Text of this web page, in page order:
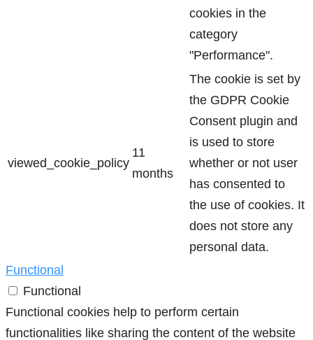
cookies in the
category
"Performance".
viewed_cookie_policy
11
months
The cookie is set by
the GDPR Cookie
Consent plugin and
is used to store
whether or not user
has consented to
the use of cookies. It
does not store any
personal data.
Functional
Functional
Functional cookies help to perform certain
functionalities like sharing the content of the website